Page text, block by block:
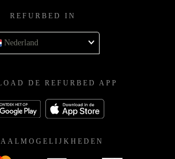
REFURBED IN
Nederland
DE REFURBED APP